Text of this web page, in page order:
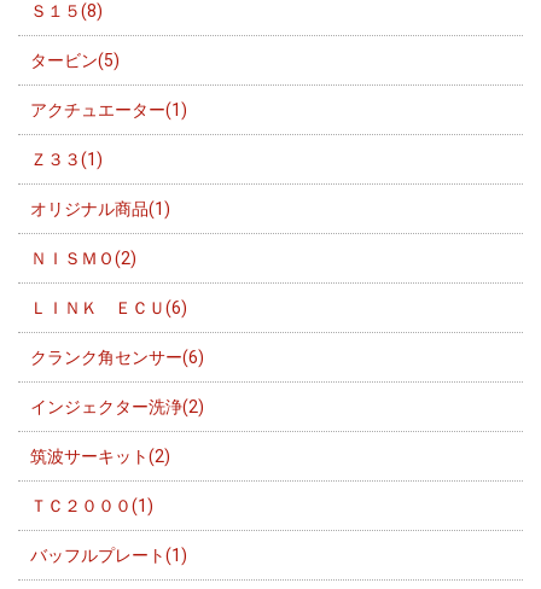
Ｓ１５(8)
タービン(5)
アクチュエーター(1)
Ｚ３３(1)
オリジナル商品(1)
ＮＩＳＭＯ(2)
ＬＩＮＫ ＥＣＵ(6)
クランク角センサー(6)
インジェクター洗浄(2)
筑波サーキット(2)
ＴＣ２０００(1)
バッフルプレート(1)